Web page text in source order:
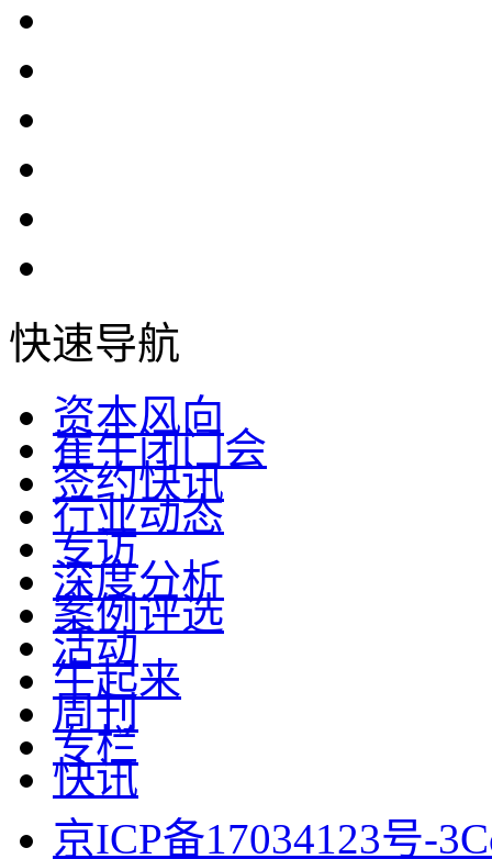
快速导航
资本风向
崔牛闭门会
签约快讯
行业动态
专访
深度分析
案例评选
活动
牛起来
周刊
专栏
快讯
京ICP备17034123号-3